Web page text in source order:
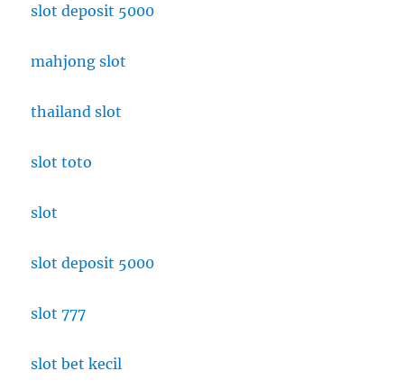
slot deposit 5000
mahjong slot
thailand slot
slot toto
slot
slot deposit 5000
slot 777
slot bet kecil